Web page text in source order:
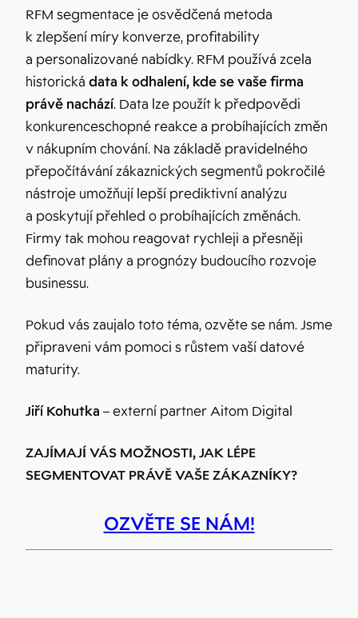
RFM segmentace je osvědčená metoda
k zlepšení míry konverze, profitability
a personalizované nabídky. RFM používá zcela
historická data kodhalení, kde se vaše firma
právě nachází. Data lze použít k předpovědi
konkurenceschopné reakce a probíhajících změn
v nákupním chování. Na základě pravidelného
přepočítávání zákaznických segmentů pokročilé
nástroje umožňují lepší prediktivní analýzu
a poskytují přehled o probíhajících změnách.
Firmy tak mohou reagovat rychleji a přesněji
definovat plány a prognózy budoucího rozvoje
businessu.
Pokud vás zaujalo toto téma, ozvěte se nám. Jsme
připraveni vám pomoci s růstem vaší datové
maturity.
Jiří Kohutka – externí partner Aitom Digital
ZAJÍMAJÍ VÁS MOŽNOSTI, JAK LÉPE
SEGMENTOVAT PRÁVĚ VAŠE ZÁKAZNÍKY?
OZVĚTE SE NÁM!